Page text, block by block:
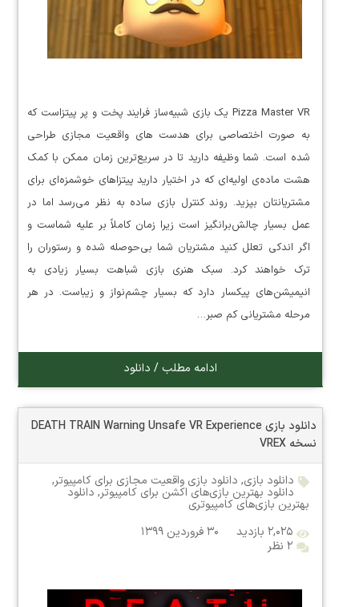
Pizza Master VR یک بازی شبیه‌ساز فرایند پخت و پر پیتزاست که
به صورت اختصاصی برای هدست های واقعیت مجازی طراحی
شده است. شما وظیفه دارید تا در سریع‌ترین زمان ممکن با کمک
هشت ماده‌ی اولیه‌ای که در اختیار دارید پیتزاهای خوشمزه‌ای برای
مشتریانتان بپزید. روند کنترل بازی ساده به نظر می‌رسد اما در
عمل بسیار چالش‌برانگیز است زیرا زمان کاملاً بر علیه شماست و
اگر اندکی تعلل کنید مشتریان شما بی‌حوصله شده و رستوران را
ترک خواهند کرد. سبک هنری بازی شباهت بسیار زیادی به
انیمیشن‌های پیکسار دارد که بسیار چشم‌نواز و زیباست. در هر
مرحله مشتریانی کم صبر…
ادامه مطلب / دانلود
دانلود بازی DEATH TRAIN Warning Unsafe VR Experience
نسخه VREX
دانلود بازی, دانلود بازی واقعیت مجازی برای کامپیوتر,
دانلود بهترین بازی‌های اکشن برای کامپیوتر, دانلود
بهترین بازی‌های کامپیوتری
۲,۰۲۵ بازدید
۳۰ فروردین ۱۳۹۹
۲ نظر